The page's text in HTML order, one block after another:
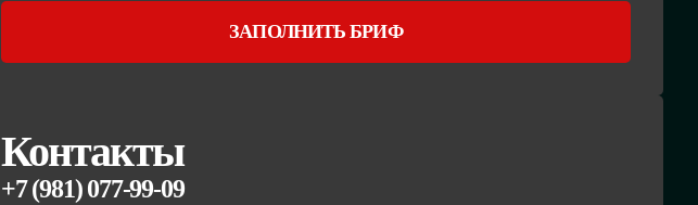
ЗАПОЛНИТЬ БРИФ
Контакты
+7 (981) 077-99-09